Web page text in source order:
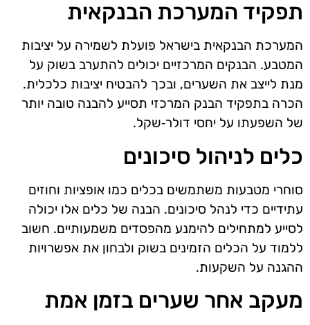
תפקיד המערכת הבנקאית
המערכת הבנקאית בישראל פועלת לשמירה על יציבות
המטבע. הבנקים המרכזיים יכולים להתערב בשוק על
מנת לייצב את השערים, ובכך להבטיח יציבות כלכלית.
הכרה בתפקיד הבנק המרכזי תסייע להבנה טובה יותר
של השפעתו על יחסי דולר‑שקל.
כלים לניהול סיכונים
סוחרי מטבעות משתמשים בכלים כמו אופציות וחוזים
עתידיים כדי לנהל סיכונים. הבנה של כלים אלו יכולה
לסייע למתחילים להימנע מהפסדים משמעותיים. חשוב
ללמוד על הכלים הזמינים בשוק ולבחון את אפשרויות
ההגנה על השקעות.
מעקב אחר שערים בזמן אמת